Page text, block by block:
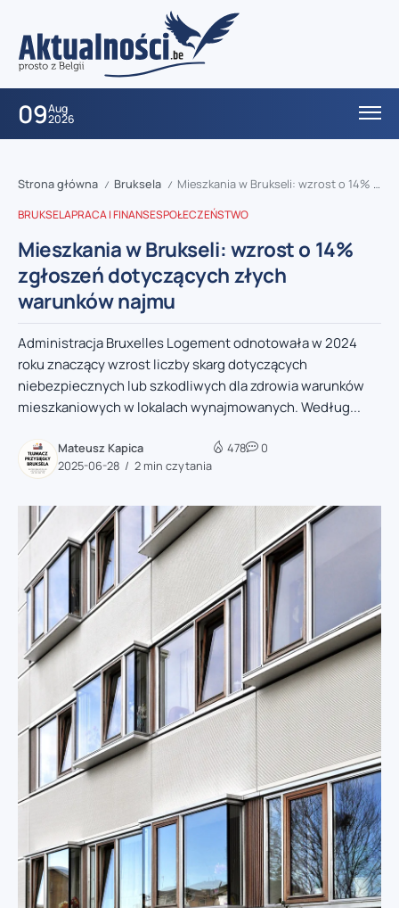
09Aug
2026
Strona główna / Bruksela / Mieszkania w Brukseli: wzrost o 14% zgłoszeń dotyczących złych warunków najmu
BRUKSELAPRACA I FINANSESPOŁECZEŃSTWO
Mieszkania w Brukseli: wzrost o 14%
zgłoszeń dotyczących złych
warunków najmu
Administracja Bruxelles Logement odnotowała w 2024
roku znaczący wzrost liczby skarg dotyczących
niebezpiecznych lub szkodliwych dla zdrowia warunków
mieszkaniowych w lokalach wynajmowanych. Według...
Mateusz Kapica
2025-06-28
2 min czytania
478 0